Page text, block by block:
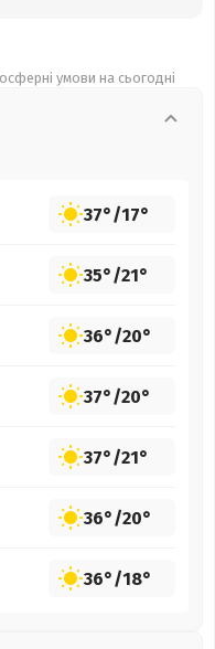
умови на сьогодні
37°/17°
35°/21°
36°/20°
37°/20°
37°/21°
36°/20°
36°/18°